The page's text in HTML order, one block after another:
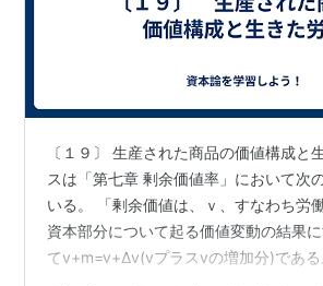
〔１９〕 生産された商品の価値構成と
スは「第七章 剰余価値率」において次
いる。 「剰余価値は、ｖ、すなわち労
資本部分について起る価値変動の結果
てv+m=v+Δv(vプラスvの増加分)である